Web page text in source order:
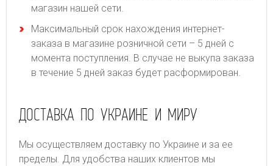
магазин нашей сети.
Максимальный срок нахождения интернет-
заказа в магазине розничной сети – 5 дней с
момента поступления. В случае не выкупа заказа
в течение 5 дней заказ будет расформирован.
ДОСТАВКА ПО УКРАИНЕ И МИРУ
Мы осуществляем доставку по Украине и за ее
пределы. Для удобства наших клиентов мы